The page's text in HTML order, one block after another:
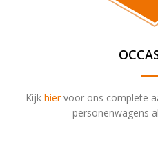
Kijk hiervoor ons complete
personenwagens